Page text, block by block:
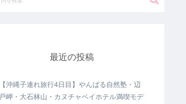
最近の投稿
【沖縄子連れ旅行4日目】やんばる自然塾・辺
戸岬・大石林山・カヌチャベイホテル満喫モデ